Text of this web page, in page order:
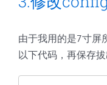
由于我用的是7寸屏
以下代码，再保存拔